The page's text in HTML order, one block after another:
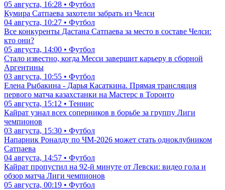
05 августа, 16:28 • Футбол
Кумира Сатпаева захотели забрать из Челси
04 августа, 10:27 • Футбол
Все конкуренты Дастана Сатпаева за место в составе Челси:
кто они?
05 августа, 14:00 • Футбол
Стало известно, когда Месси завершит карьеру в сборной
Аргентины
03 августа, 10:55 • Футбол
Елена Рыбакина - Дарья Касаткина. Прямая трансляция
первого матча казахстанки на Мастерс в Торонто
05 августа, 15:12 • Теннис
Кайрат узнал всех соперников в борьбе за группу Лиги
чемпионов
03 августа, 15:30 • Футбол
Напарник Роналду по ЧМ-2026 может стать одноклубником
Сатпаева
04 августа, 14:57 • Футбол
Кайрат пропустил на 92-й минуте от Левски: видео гола и
обзор матча Лиги чемпионов
05 августа, 00:19 • Футбол